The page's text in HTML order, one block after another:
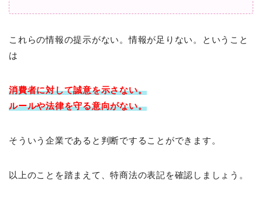
これらの情報の提示がない。情報が足りない。ということ
は
消費者に対して誠意を示さない。
ルールや法律を守る意向がない。
そういう企業であると判断ですることができます。
以上のことを踏まえて、特商法の表記を確認しましょう。